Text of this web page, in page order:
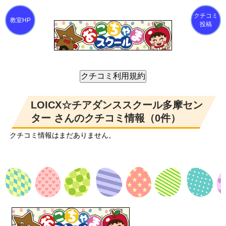
クチコミ
投稿
LOICX☆チアダンススクール多摩セン
ター さんのクチコミ情報（0件）
クチコミ情報はまだありません。